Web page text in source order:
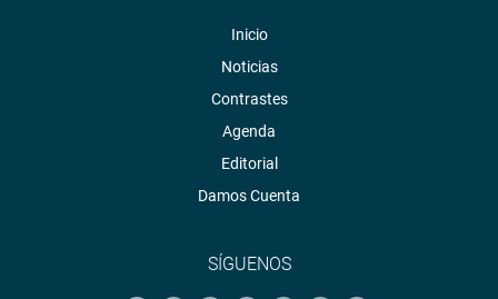
Inicio
Noticias
Contrastes
Agenda
Editorial
Damos Cuenta
SÍGUENOS